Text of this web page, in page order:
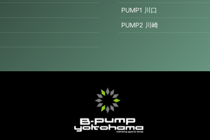
PUMP1 川口
PUMP2 川崎